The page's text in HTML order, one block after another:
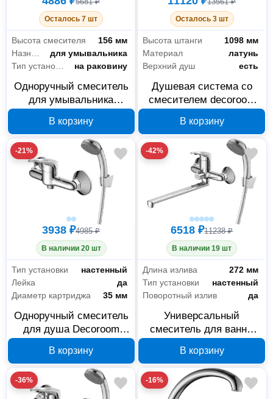
Сантехника 63
Товары для ванной комнаты и туалета
Осталось 7 шт
Высота смесителя
156 мм
Назначение
для умывальника
на раковину
Одноручный смеситель
для умывальника
В корзину
Осталось 3 шт
Высота штанги
1098 мм
Материал
латунь
Верхний душ
есть
Душевая система со
смесителем decoroom
В корзину
-21%
3938 ₽4985 ₽
В наличии 20 шт
Тип установки
настенный
Лейка
да
Диаметр картриджа
35 мм
Одноручный смеситель
для душа Decoroom
В корзину
-42%
6518 ₽11238 ₽
В наличии 19 шт
Длина излива
272 мм
Тип установки
настенный
Поворотный излив
да
Универсальный
смеситель для ванны
поворотным изливом
В корзину
-36% -16%